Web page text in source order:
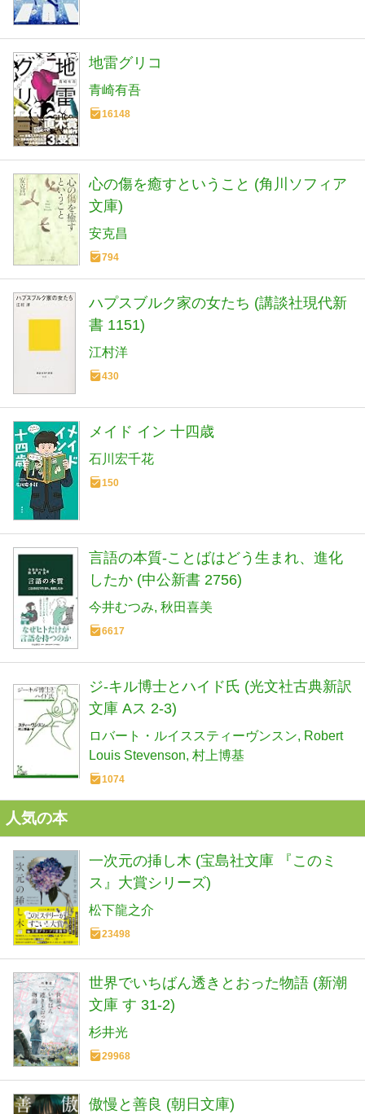
地雷グリコ
青崎有吾
16148
心の傷を癒すということ (角川ソフィア
文庫)
安克昌
794
ハプスブルク家の女たち (講談社現代新
書 1151)
江村洋
430
メイド イン 十四歳
石川宏千花
150
言語の本質-ことばはどう生まれ、進化
したか (中公新書 2756)
今井むつみ 秋田喜美
6617
ジ-キル博士とハイド氏 (光文社古典新訳
文庫 Aス 2-3)
ロバート・ルイススティーヴンスン
Robert
Louis Stevenson 村上博基
1074
人気の本
一次元の挿し木 (宝島社文庫 『このミ
ス』大賞シリーズ)
松下龍之介
23498
世界でいちばん透きとおった物語 (新潮
文庫 す 31-2)
杉井光
29968
傲慢と善良 (朝日文庫)